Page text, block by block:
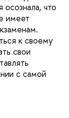
что
имеет
к своему
свои
с самой